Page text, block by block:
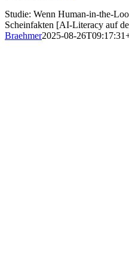
Studie: Wenn Human-in-the-
Scheinfakten [AI-Literacy auf
Braehmer2025-08-